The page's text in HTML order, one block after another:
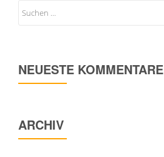
NEUESTE KOMMENTARE
ARCHIV